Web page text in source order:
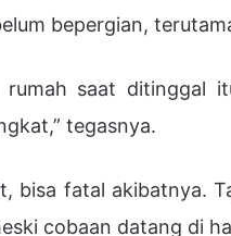
bepergian,
rumah saat ditinggal
tegasnya.
bisa fatal akibatnya.
cobaan datang di